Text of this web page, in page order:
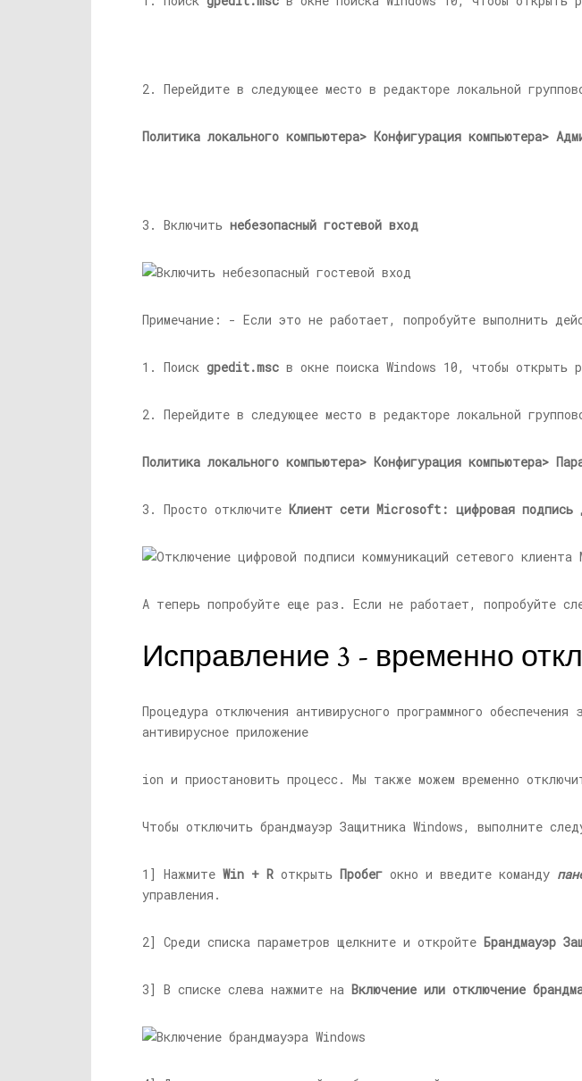
2. Перейдите в следующее место в редакторе локальной
Политика локального компьютера> Конфигурация компьютера>
3. Включить небезопасный гостевой вход
Примечание: - Если это не работает, попробуйте выполнить
1. Поиск gpedit.msc в окне поиска Windows 10, чтобы открыть
2. Перейдите в следующее место в редакторе локальной
Политика локального компьютера> Конфигурация компьютера>
3. Просто отключите Клиент сети Microsoft: цифровая подпись
А теперь попробуйте еще раз. Если не работает, попробуйте
Исправление 3 - временно
Процедура отключения антивирусного программного
антивирусное приложение
ion и приостановить процесс. Мы также можем временно
Чтобы отключить брандмауэр Защитника Windows, выполните
1] Нажмите Win + R открыть Пробег окно и введите команду
управления.
2] Среди списка параметров щелкните и откройте Брандмауэр
3] В списке слева нажмите на Включение или отключение